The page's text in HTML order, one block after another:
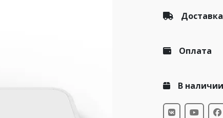
Доставка
Оплата
В наличии